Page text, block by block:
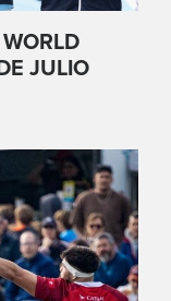
JULIO